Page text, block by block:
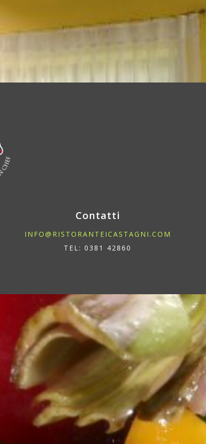
Contatti
INFO@RISTORANTEICASTAGNI.COM
TEL: 0381 42860